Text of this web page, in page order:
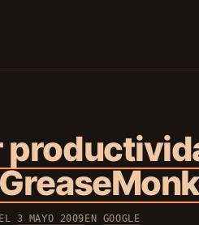
EL 3 MAYO 2009EN GOOGLE